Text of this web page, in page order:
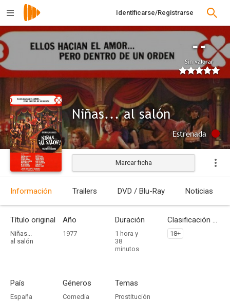
Identificarse/Registrarse
--
Sin valorar
Niñas... al salón
Estrenada
Marcar ficha
Información Trailers DVD / Blu-Ray Noticias
Título original
Niñas...
al salón
Año
1977
Duración
1 hora y
38
minutos
Clasificación por edades
18+
País
España
Géneros
Comedia
Temas
Prostitución